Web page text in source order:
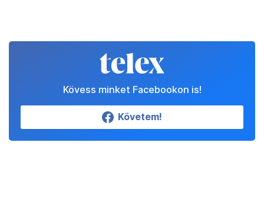
Kövess minket Facebookon is!
Követem!